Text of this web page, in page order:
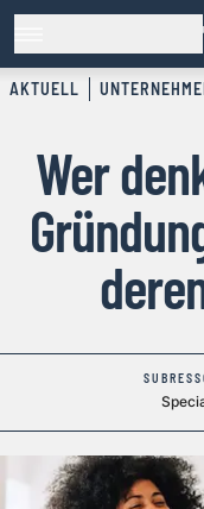
AKTUELL
Wer